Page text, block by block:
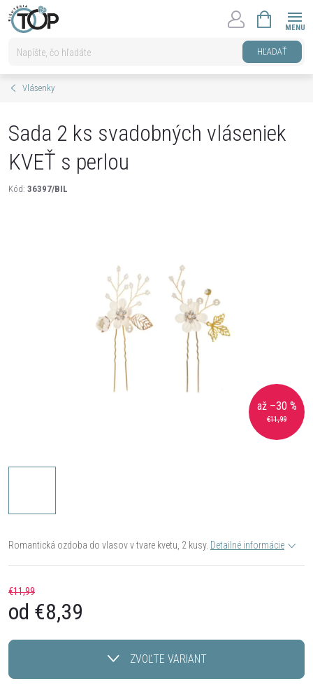
Prejsť
na
HĽADAŤ
KOŠÍK
Vlásenky
Sada 2 ks svadobných vláseniek
KVEŤ s perlou
Kód: 36397/BIL
€11,99
až –30 %
Romantická ozdoba do vlasov v tvare kvetu, 2 kusy. Detailné informácie
€11,99
od €8,39
cena:
ZVOĽTE VARIANT